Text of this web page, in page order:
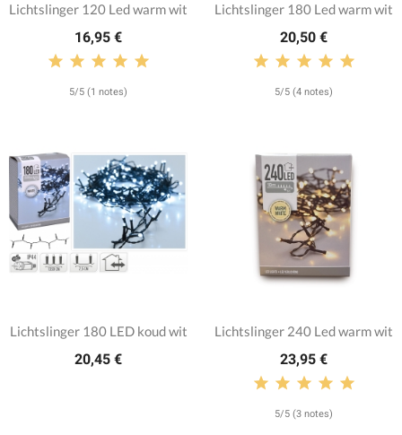
Lichtslinger 120 Led warm wit
16,95 €
5/5 (1 notes)
Lichtslinger 180 Led warm wit
20,50 €
5/5 (4 notes)
Lichtslinger 180 LED koud wit
20,45 €
Lichtslinger 240 Led warm wit
23,95 €
5/5 (3 notes)